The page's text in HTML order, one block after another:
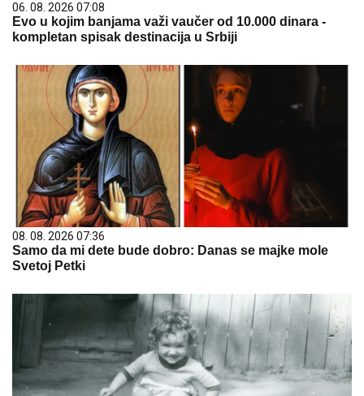
06. 08. 2026 07:08
Evo u kojim banjama važi vaučer od 10.000 dinara -
kompletan spisak destinacija u Srbiji
08. 08. 2026 07:36
Samo da mi dete bude dobro: Danas se majke mole
Svetoj Petki